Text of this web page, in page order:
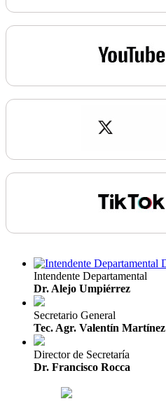
Intendente Departamental
Dr. Alejo Umpiérrez
Secretario General
Tec. Agr. Valentín Martínez
Director de Secretaría
Dr. Francisco Rocca